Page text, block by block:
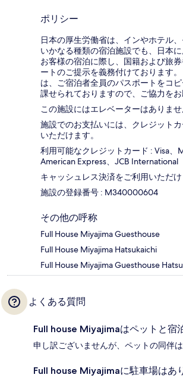
ポリシー
日本の厚生労働省は、インやホテル
いかなる種類の宿泊施設でも、日本
お客様の宿泊に際し、国籍および旅
ートのご提示を義務付け​ております
は、ご宿泊者全員のパスポートをコ
課せられておりますの​で、ご協力をお
この施設にはエレベーターはありませ
施設でのお支払いには、クレジット
いただけます。
利用可能なクレジットカード : Visa、
American Express、JCB International
キャッシュレス決済をご利用いただけ
施設の登録番号 : M340000604
その他の呼称
Full House Miyajima Guesthouse
Full House Miyajima Hatsukaichi
Full House Miyajima Guesthouse
よくある質問
Full house Miyajimaはペットと宿
申し訳ございませんが、ペットの同伴は
Full house Miyajimaに駐車場はあ